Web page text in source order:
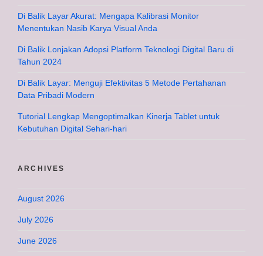
Di Balik Layar Akurat: Mengapa Kalibrasi Monitor
Menentukan Nasib Karya Visual Anda
Di Balik Lonjakan Adopsi Platform Teknologi Digital Baru di
Tahun 2024
Di Balik Layar: Menguji Efektivitas 5 Metode Pertahanan
Data Pribadi Modern
Tutorial Lengkap Mengoptimalkan Kinerja Tablet untuk
Kebutuhan Digital Sehari-hari
ARCHIVES
August 2026
July 2026
June 2026